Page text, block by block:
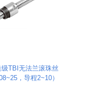
TBI无法兰滚珠丝
，导程2~10）